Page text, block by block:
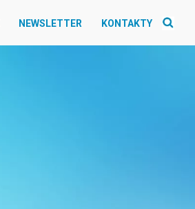
NEWSLETTER KONTAKTY